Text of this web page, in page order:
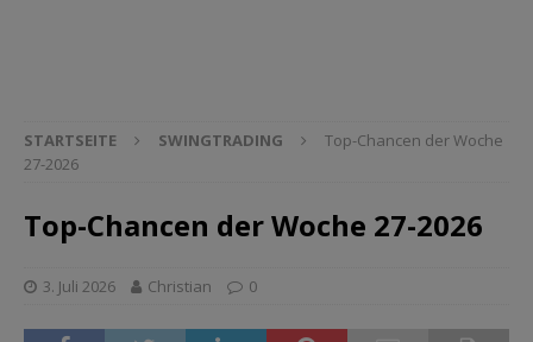
STARTSEITE SWINGTRADING
Top-Chancen der Woche
27-2026
Top-Chancen der Woche 27-2026
3. Juli 2026 Christian 0